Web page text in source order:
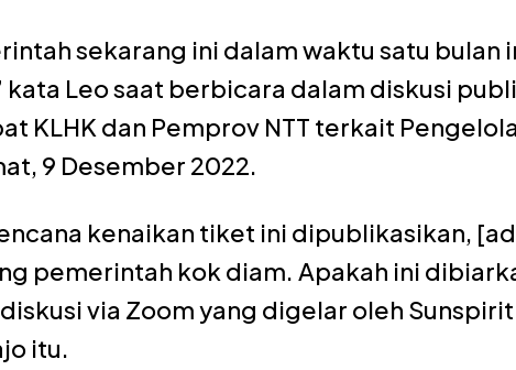
sekarang ini dalam waktu satu bulan
kata Leo saat berbicara dalam diskusi
KLHK dan Pemprov NTT terkait
9 Desember 2022.
kenaikan tiket ini dipublikasikan,
pemerintah kok diam. Apakah ini
via Zoom yang digelar oleh
itu.